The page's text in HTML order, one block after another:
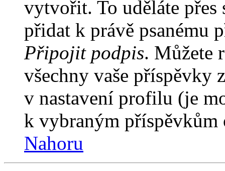
vytvořit. To uděláte
přidat k právě psanému
Připojit podpis. Můžete
všechny vaše příspěvky
v nastavení profilu (je
k vybraným příspěvkům
Nahoru